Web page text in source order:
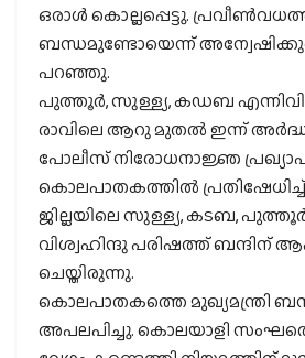
ഒരാള്‍ കൊല്ലപ്പെട്ടു.
ബന്ധമുണ്ടോയെന്ന്
പറഞ്ഞു.
പുത്തൂര്‍, സുള്ള്യ, കഡബ
രാവിലെ ആറു മുതല്‍ ഇന്ന്
പോലീസ് നിരോധനാജ്ഞ
കൊലപാതകത്തില്‍
ജില്ലയിലെ സുള്ള്യ, കടബ,
വിശ്വഹിന്ദു പരിഷത്ത് ബന്ദിന്
ചെയ്തിരുന്നു.
കൊലപാതകത്തെ മുഖ്യമന്ത്രി
അപലപിച്ചു. കൊലയാളി